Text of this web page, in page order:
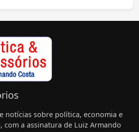
notícias sobre política, economia e
a assinatura de Luiz Armando